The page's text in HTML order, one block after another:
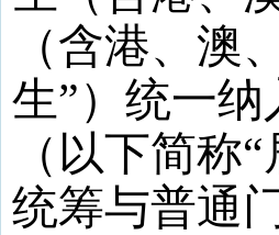
（含港、澳
生”）统一
（以下简称
统筹与普通